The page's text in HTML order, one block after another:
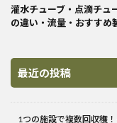
灌水チューブ・点滴チュ
の違い・流量・おすすめ
最近の投稿
1つの施設で複数回収穫